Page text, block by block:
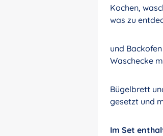
Kochen,
was zu
und
Waschecke
Bügelbrett
gesetzt und
Im Set